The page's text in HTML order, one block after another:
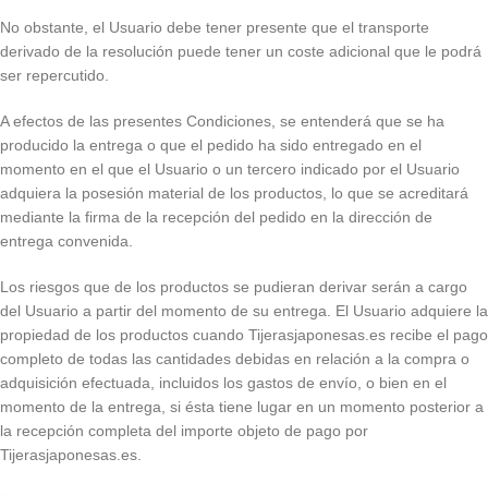
No obstante, el Usuario debe tener presente que el transporte
derivado de la resolución puede tener un coste adicional que le podrá
ser repercutido.
A efectos de las presentes Condiciones, se entenderá que se ha
producido la entrega o que el pedido ha sido entregado en el
momento en el que el Usuario o un tercero indicado por el Usuario
adquiera la posesión material de los productos, lo que se acreditará
mediante la firma de la recepción del pedido en la dirección de
entrega convenida.
Los riesgos que de los productos se pudieran derivar serán a cargo
del Usuario a partir del momento de su entrega. El Usuario adquiere la
propiedad de los productos cuando Tijerasjaponesas.es recibe el pago
completo de todas las cantidades debidas en relación a la compra o
adquisición efectuada, incluidos los gastos de envío, o bien en el
momento de la entrega, si ésta tiene lugar en un momento posterior a
la recepción completa del importe objeto de pago por
Tijerasjaponesas.es.